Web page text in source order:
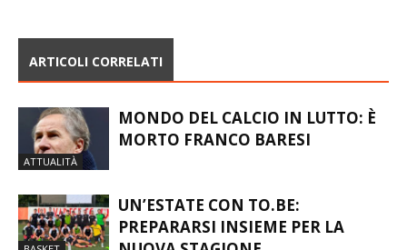
ARTICOLI CORRELATI
ATTUALITÀ
MONDO DEL CALCIO IN LUTTO: È
MORTO FRANCO BARESI
UN’ESTATE CON TO.BE:
PREPARARSI INSIEME PER LA